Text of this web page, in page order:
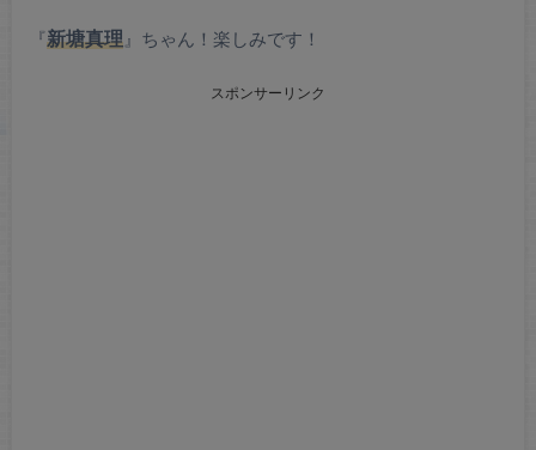
『新塘真理』ちゃん！楽しみです！
スポンサーリンク